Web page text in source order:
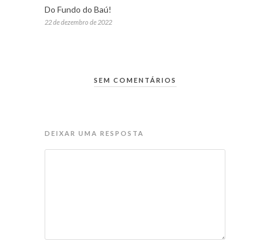
Do Fundo do Baú!
22 de dezembro de 2022
SEM COMENTÁRIOS
DEIXAR UMA RESPOSTA